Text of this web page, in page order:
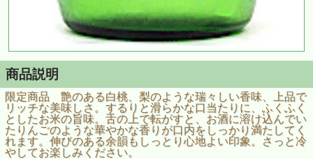
商品説明
限定商品 艶のある白桃、梨のような瑞々しい香味、上品で
リッチな美味しさ。するりと滑らかな口当たりに、ふくふく
としたお米の旨味。舌の上で転がすと、お酒に溶け込んでい
たりんごのような華やかな香りが口内をしっかり満たしてく
れます。伸びのある余韻もしっとり心地よい印象。さっと冷
やしてお楽しみください。